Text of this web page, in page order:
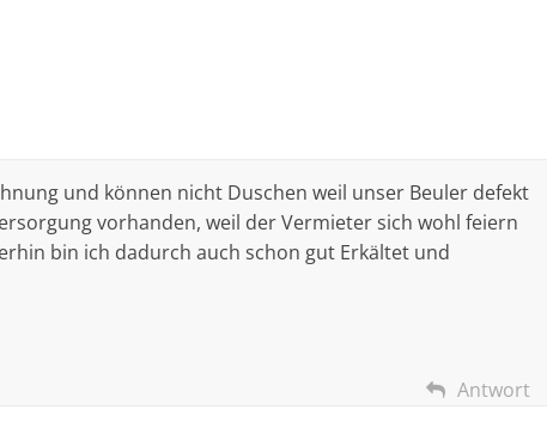
und können nicht Duschen weil unser Beuler defekt
vorhanden, weil der Vermieter sich wohl feiern
bin ich dadurch auch schon gut Erkältet und
Antwort